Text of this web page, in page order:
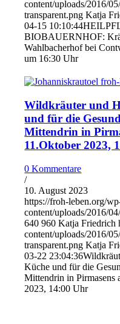
content/uploads/2016/
transparent.png Katja
04-15 10:10:44
BIOBAUERNHOF:
Wahlbacherhof bei
um 16:30 Uhr
Wildkräuter und
und für die
Mittendrin in
11.Oktober 2023,
0 Kommentare
/
10. August 2023
https://froh-leben.org/
content/uploads/2016/
640 960 Katja Friedrich
content/uploads/2016/
transparent.png Katja
03-22 23:04:36
Küche und für die
Mittendrin in Pirmasens
2023, 14:00 Uhr